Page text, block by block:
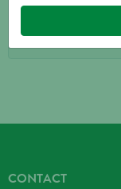
CONTACT